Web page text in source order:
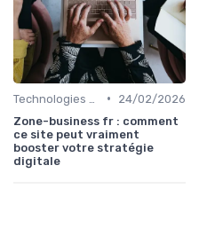
•
24/02/2026
Zone-business fr : comment
ce site peut vraiment
booster votre stratégie
digitale